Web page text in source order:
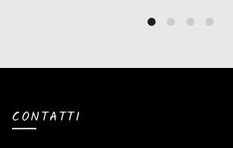
CONTATTI